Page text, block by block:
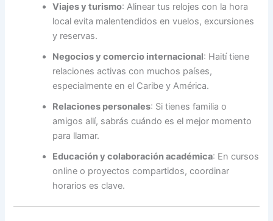
Viajes y turismo: Alinear tus relojes con la hora
local evita malentendidos en vuelos, excursiones
y reservas.
Negocios y comercio internacional: Haití tiene
relaciones activas con muchos países,
especialmente en el Caribe y América.
Relaciones personales: Si tienes familia o
amigos allí, sabrás cuándo es el mejor momento
para llamar.
Educación y colaboración académica: En cursos
online o proyectos compartidos, coordinar
horarios es clave.